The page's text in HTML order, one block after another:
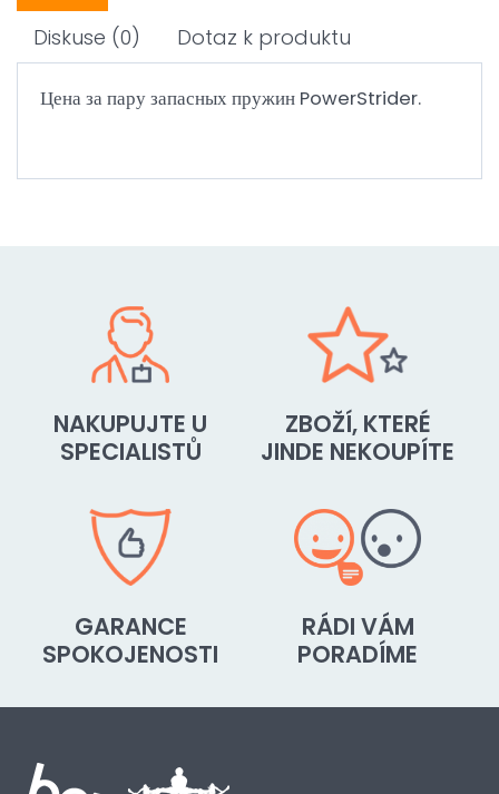
Diskuse (0) Dotaz k produktu
Цена за пару запасных пружин PowerStrider.
NAKUPUJTE U
SPECIALISTŮ
ZBOŽÍ, KTERÉ
JINDE NEKOUPÍTE
GARANCE
SPOKOJENOSTI
RÁDI VÁM
PORADÍME